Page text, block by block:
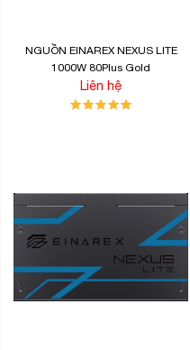
NGUỒN EINAREX NEXUS LITE
1000W 80Plus Gold
Liên hệ